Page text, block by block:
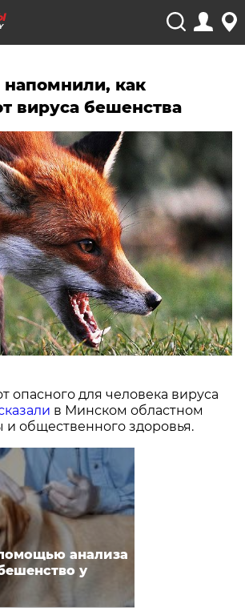
напомнили, как
вируса бешенства
опасного для человека вируса
в Минском областном
и общественного здоровья.
анализа
у